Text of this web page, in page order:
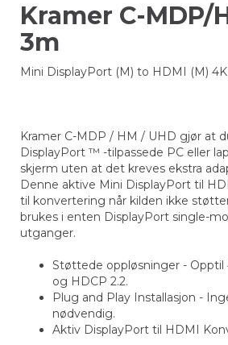
Kramer C-MDP/
3m
Mini DisplayPort (M) to HDMI (M)
Kramer C-MDP / HM / UHD gjør at
DisplayPort ™ -tilpassede PC eller
skjerm uten at det kreves ekstra
Denne aktive Mini DisplayPort til
til konvertering når kilden ikke
brukes i enten DisplayPort single-
utganger.
Støttede oppløsninger - Opptil
og HDCP 2.2.
Plug and Play Installasjon -
nødvendig.
Aktiv DisplayPort til HDMI